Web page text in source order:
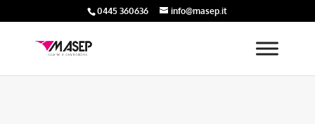
0445 360636 info@masep.it